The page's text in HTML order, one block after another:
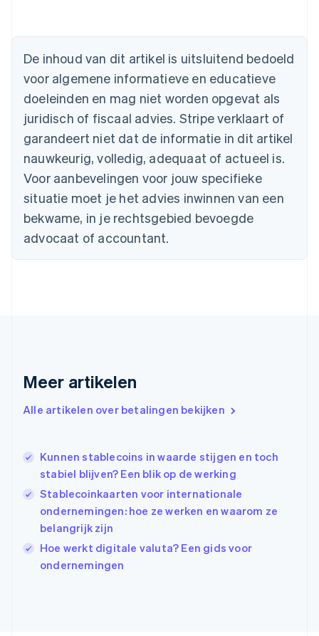
De inhoud van dit artikel is uitsluitend bedoeld
voor algemene informatieve en educatieve
doeleinden en mag niet worden opgevat als
juridisch of fiscaal advies. Stripe verklaart of
garandeert niet dat de informatie in dit artikel
nauwkeurig, volledig, adequaat of actueel is.
Voor aanbevelingen voor jouw specifieke
situatie moet je het advies inwinnen van een
bekwame, in je rechtsgebied bevoegde
advocaat of accountant.
Meer artikelen
Alle artikelen over betalingen bekijken
Kunnen stablecoins in waarde stijgen en toch
stabiel blijven? Een blik op de werking
Stablecoinkaarten voor internationale
ondernemingen: hoe ze werken en waarom ze
belangrijk zijn
Hoe werkt digitale valuta? Een gids voor
ondernemingen
English
Nederlands Français DeutschEnglish
Brazilië
Português
Bulgarije
English
Canada
Cyprus
English
Denemarken
English
Duitsland
DeutschEnglish
English
English
English
Ierland
English
English
Italië
ItalianoEnglish
日本語English
Kroatië